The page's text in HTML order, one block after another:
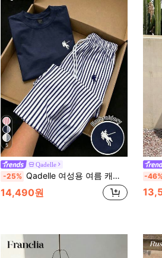
5
Qadelle
-25% Qadelle 여성용 여름 캐주얼 일상 2피스 세트, 네이비 블루와 화이트 스트라이프 프린트 스트레이트 레그 팬츠, 자수 라운드 넥 반팔 타이트 티셔츠
14,490원
-